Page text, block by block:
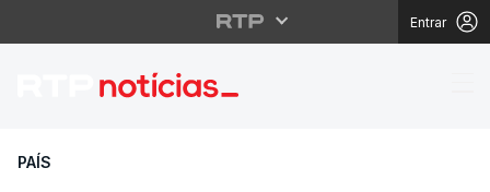
Entrar
APAV apoiou 4.804
PAÍS